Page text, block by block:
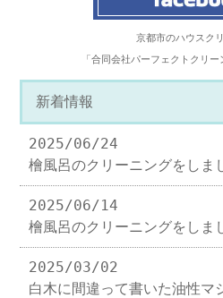
京都市のハウスク
「合同会社パーフェクトクリ
新着情報
2025/06/24
檜風呂のクリーニングをしま
2025/06/14
檜風呂のクリーニングをしま
2025/03/02
白木に間違って書いた油性マ